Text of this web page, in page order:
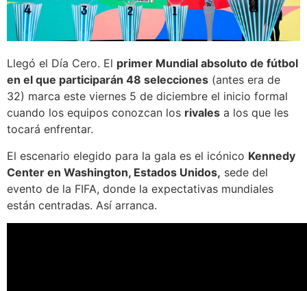
Llegó el Día Cero. El primer Mundial absoluto de fútbol
en el que participarán 48 selecciones (antes era de
32) marca este viernes 5 de diciembre el inicio formal
cuando los equipos conozcan los rivales a los que les
tocará enfrentar.
El escenario elegido para la gala es el icónico Kennedy
Center en Washington, Estados Unidos, sede del
evento de la FIFA, donde la expectativas mundiales
están centradas. Así arranca.